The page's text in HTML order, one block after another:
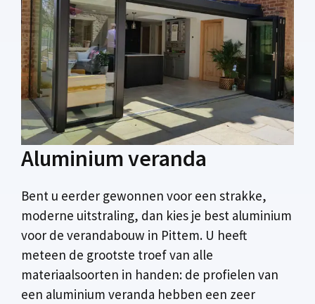
Aluminium veranda
Bent u eerder gewonnen voor een strakke,
moderne uitstraling, dan kies je best aluminium
voor de verandabouw in Pittem. U heeft
meteen de grootste troef van alle
materiaalsoorten in handen: de profielen van
een aluminium veranda hebben een zeer